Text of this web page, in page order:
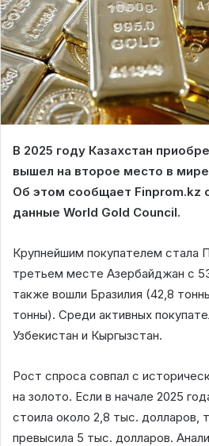
В 2025 году Казахстан
вышел на второе место в
Об этом сообщает Finprom.kz
данные World Gold Council.
Крупнейшим покупателем стала
третьем месте Азербайджан с
также вошли Бразилия (42,8
тонны). Среди активных
Узбекистан и Кыргызстан.
Рост спроса совпал с
на золото. Если в начале 2025
стоила около 2,8 тыс. долларов,
превысила 5 тыс. долларов.